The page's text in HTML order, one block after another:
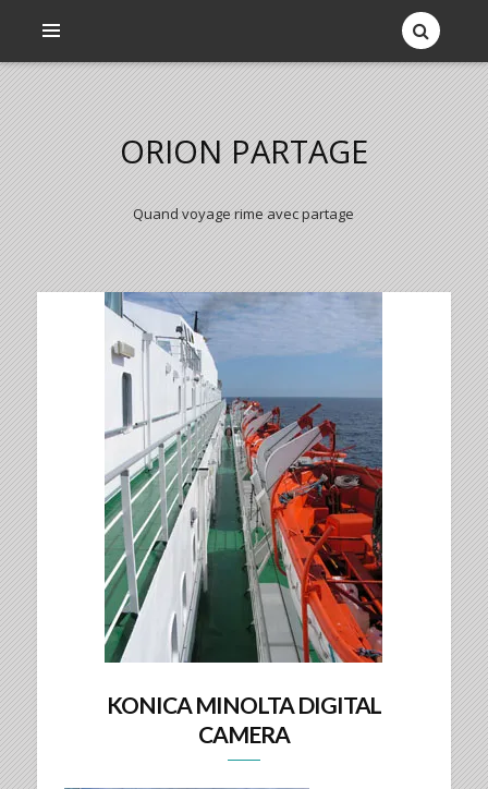
ORION PARTAGE
Quand voyage rime avec partage
KONICA MINOLTA DIGITAL
CAMERA